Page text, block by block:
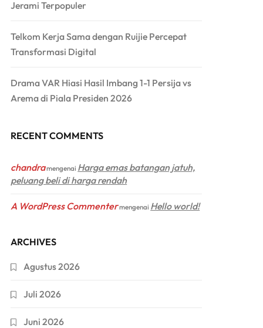
Jerami Terpopuler
Telkom Kerja Sama dengan Ruijie Percepat
Transformasi Digital
Drama VAR Hiasi Hasil Imbang 1-1 Persija vs
Arema di Piala Presiden 2026
RECENT COMMENTS
chandramengenai Harga emas batangan jatuh,
peluang beli di harga rendah
A WordPress Commentermengenai Hello world!
ARCHIVES
Agustus 2026
Juli 2026
Juni 2026